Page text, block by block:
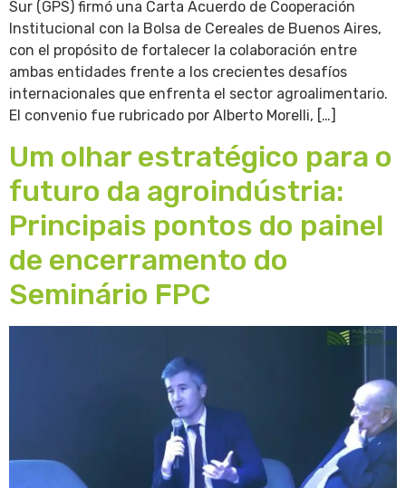
Sur (GPS) firmó una Carta Acuerdo de Cooperación
Institucional con la Bolsa de Cereales de Buenos Aires,
con el propósito de fortalecer la colaboración entre
ambas entidades frente a los crecientes desafíos
internacionales que enfrenta el sector agroalimentario.
El convenio fue rubricado por Alberto Morelli, […]
Um olhar estratégico para o
futuro da agroindústria:
Principais pontos do painel
de encerramento do
Seminário FPC